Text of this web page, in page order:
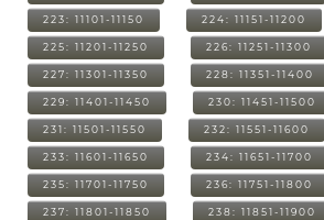
223: 11101-11150 224: 11151-11200
225: 11201-11250 226: 11251-11300
227: 11301-11350 228: 11351-11400
229: 11401-11450 230: 11451-11500
231: 11501-11550 232: 11551-11600
233: 11601-11650 234: 11651-11700
235: 11701-11750 236: 11751-11800
237: 11801-11850 238: 11851-11900